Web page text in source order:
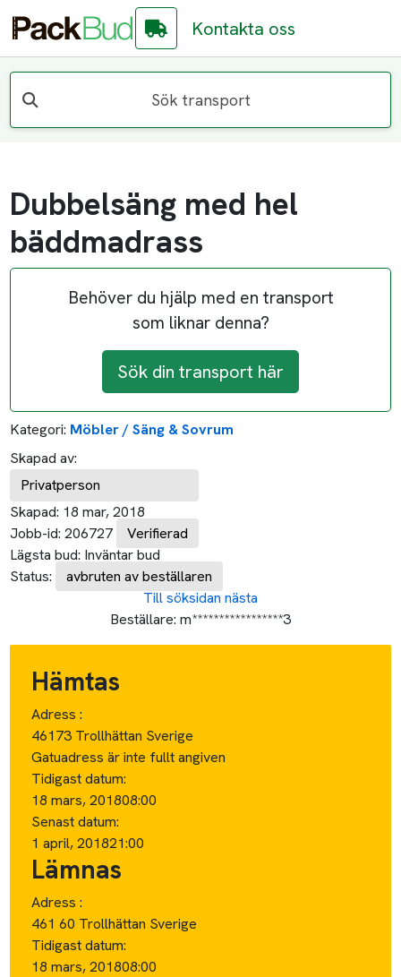
Kontakta oss
Sök transport
Dubbelsäng med hel
bäddmadrass
Behöver du hjälp med en transport
som liknar denna?
Sök din transport här
Kategori: Möbler / Säng & Sovrum
Skapad av:
Privatperson
Skapad: 18 mar, 2018
Jobb-id: 206727
Verifierad
Lägsta bud: Inväntar bud
Status:
avbruten av beställaren
Till söksidan nästa
Beställare: m*****************3
Hämtas
Adress :
46173 Trollhättan Sverige
Gatuadress är inte fullt angiven
Tidigast datum:
18 mars, 201808:00
Senast datum:
1 april, 201821:00
Lämnas
Adress :
461 60 Trollhättan Sverige
Tidigast datum:
18 mars, 201808:00